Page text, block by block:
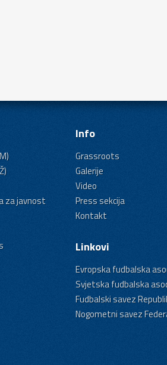
za javnost
Info
Grassroots
Galerije
Video
Press sekcija
Kontakt
Linkovi
Evropska fudbalska
Svjetska fudbalska
Fudbalski savez
Nogometni savez